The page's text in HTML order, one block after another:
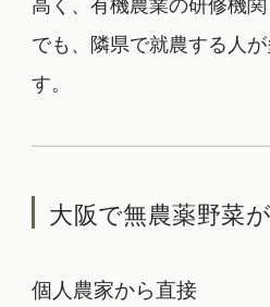
でも、隣県で就農する人
す。
大阪で無農薬野菜
個人農家から直接